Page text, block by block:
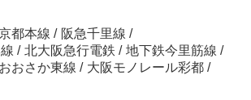
都本線 / 阪急千里線 /
/ 北大阪急行電鉄 / 地下鉄今里筋線 /
おおさか東線 / 大阪モノレール彩都 /